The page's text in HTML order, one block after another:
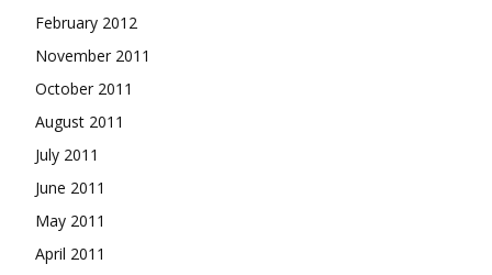
February 2012
November 2011
October 2011
August 2011
July 2011
June 2011
May 2011
April 2011